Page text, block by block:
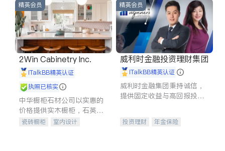
精英会员
2Win Cabinetry Inc.
iTalkBB精英认证
执照已核实
中华橱柜石材公司以实惠的
价格提供实木橱柜，石英石
台面，多种优质不锈钢水
瓷砖橱柜
室内设计
精英会员
威利时金融投资理财集团
iTalkBB精英认证
威利时金融集团秉持诚信，
提供固定收益与高回报投资
合，助力客户实现目标
投资理财
年金保险